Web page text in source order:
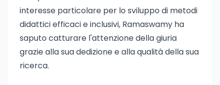
interesse particolare per lo sviluppo di metodi
didattici efficaci e inclusivi, Ramaswamy ha
saputo catturare l'attenzione della giuria
grazie alla sua dedizione e alla qualità della sua
ricerca.